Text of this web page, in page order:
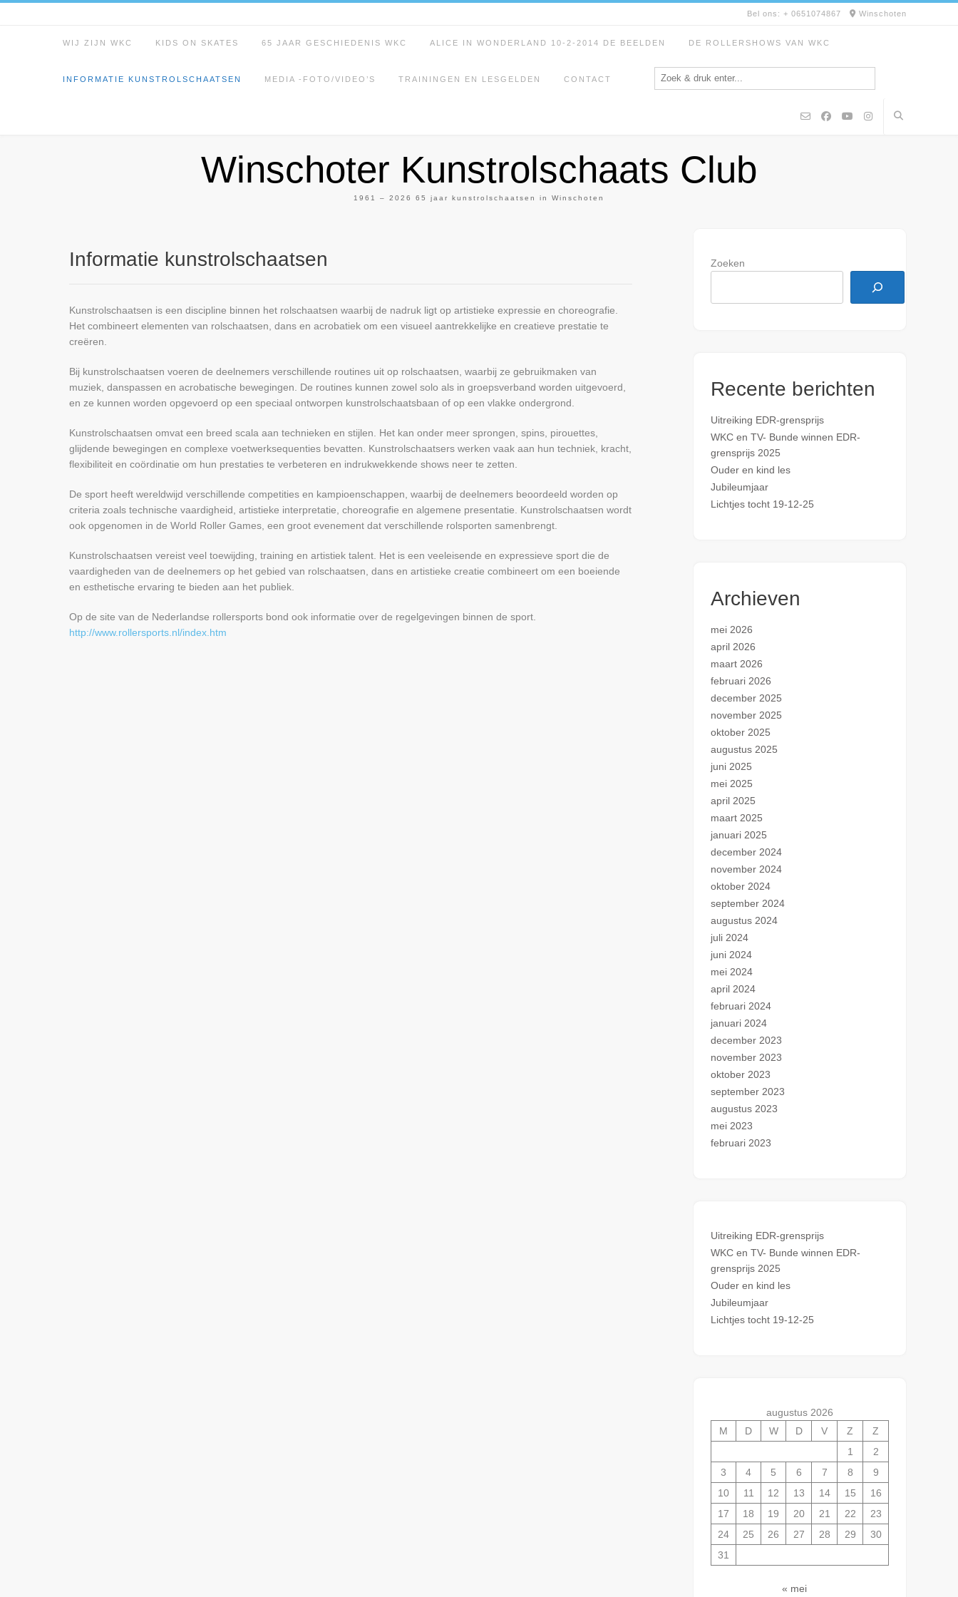
Bel ons: + 0651074867 Winschoten
WIJ ZIJN WKC KIDS ON SKATES 65 JAAR GESCHIEDENIS WKC ALICE IN WONDERLAND 10-2-2014 DE BEELDEN DE ROLLERSHOWS VAN WKC
INFORMATIE KUNSTROLSCHAATSEN MEDIA -FOTO/VIDEO’S TRAININGEN EN LESGELDEN CONTACT
Winschoter Kunstrolschaats Club
1961 – 2026 65 jaar kunstrolschaatsen in Winschoten
Informatie kunstrolschaatsen
Kunstrolschaatsen is een discipline binnen het rolschaatsen waarbij de nadruk ligt op artistieke expressie en choreografie.
Het combineert elementen van rolschaatsen, dans en acrobatiek om een visueel aantrekkelijke en creatieve prestatie te
creëren.
Bij kunstrolschaatsen voeren de deelnemers verschillende routines uit op rolschaatsen, waarbij ze gebruikmaken van
muziek, danspassen en acrobatische bewegingen. De routines kunnen zowel solo als in groepsverband worden uitgevoerd,
en ze kunnen worden opgevoerd op een speciaal ontworpen kunstrolschaatsbaan of op een vlakke ondergrond.
Kunstrolschaatsen omvat een breed scala aan technieken en stijlen. Het kan onder meer sprongen, spins, pirouettes,
glijdende bewegingen en complexe voetwerksequenties bevatten. Kunstrolschaatsers werken vaak aan hun techniek, kracht,
flexibiliteit en coördinatie om hun prestaties te verbeteren en indrukwekkende shows neer te zetten.
De sport heeft wereldwijd verschillende competities en kampioenschappen, waarbij de deelnemers beoordeeld worden op
criteria zoals technische vaardigheid, artistieke interpretatie, choreografie en algemene presentatie. Kunstrolschaatsen wordt
ook opgenomen in de World Roller Games, een groot evenement dat verschillende rolsporten samenbrengt.
Kunstrolschaatsen vereist veel toewijding, training en artistiek talent. Het is een veeleisende en expressieve sport die de
vaardigheden van de deelnemers op het gebied van rolschaatsen, dans en artistieke creatie combineert om een boeiende
en esthetische ervaring te bieden aan het publiek.
Op de site van de Nederlandse rollersports bond ook informatie over de regelgevingen binnen de sport.
http://www.rollersports.nl/index.htm
Zoeken
Recente berichten
Uitreiking EDR-grensprijs
WKC en TV- Bunde winnen EDR-
grensprijs 2025
Ouder en kind les
Jubileumjaar
Lichtjes tocht 19-12-25
Archieven
mei 2026
april 2026
maart 2026
februari 2026
december 2025
november 2025
oktober 2025
augustus 2025
juni 2025
mei 2025
april 2025
maart 2025
januari 2025
december 2024
november 2024
oktober 2024
september 2024
augustus 2024
juli 2024
juni 2024
mei 2024
april 2024
februari 2024
januari 2024
december 2023
november 2023
oktober 2023
september 2023
augustus 2023
mei 2023
februari 2023
Uitreiking EDR-grensprijs
WKC en TV- Bunde winnen EDR-
grensprijs 2025
Ouder en kind les
Jubileumjaar
Lichtjes tocht 19-12-25
augustus 2026
M
D W D V Z
Z
1
2
3
4 5 6 7 8
9
10
11 12 13 14 15
16
17
18 19 20 21 22
23
24
25 26 27 28 29
30
31
« mei